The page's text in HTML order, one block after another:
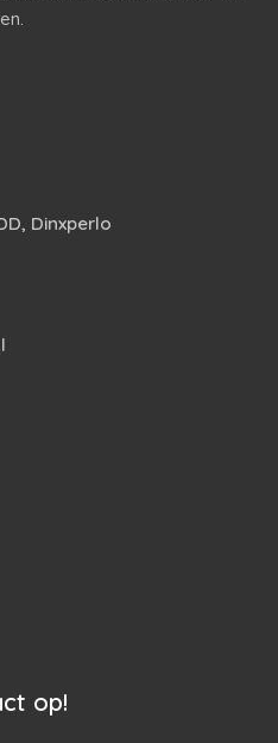
Dinxperlo
op!